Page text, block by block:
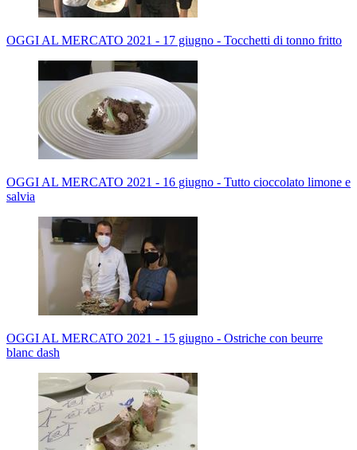
OGGI AL MERCATO 2021 - 17 giugno - Tocchetti di tonno fritto
OGGI AL MERCATO 2021 - 16 giugno - Tutto cioccolato limone e
salvia
OGGI AL MERCATO 2021 - 15 giugno - Ostriche con beurre
blanc dash